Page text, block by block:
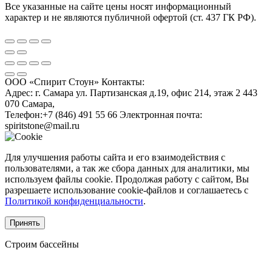
Все указанные на сайте цены носят информационный
характер и не являются публичной офертой (ст. 437 ГК РФ).
ООО «Спирит Стоун» Контакты:
Адрес: г. Самара ул. Партизанская д.19, офис 214, этаж 2 443
070 Самара,
Телефон:+7 (846) 491 55 66 Электронная почта:
spiritstone@mail.ru
Для улучшения работы сайта и его взаимодействия с
пользователями, а так же сбора данных для аналитики, мы
используем файлы cookie. Продолжая работу с сайтом, Вы
разрешаете использование cookie-файлов и соглашаетесь с
Политикой конфиденциальности.
Принять
Строим бассейны